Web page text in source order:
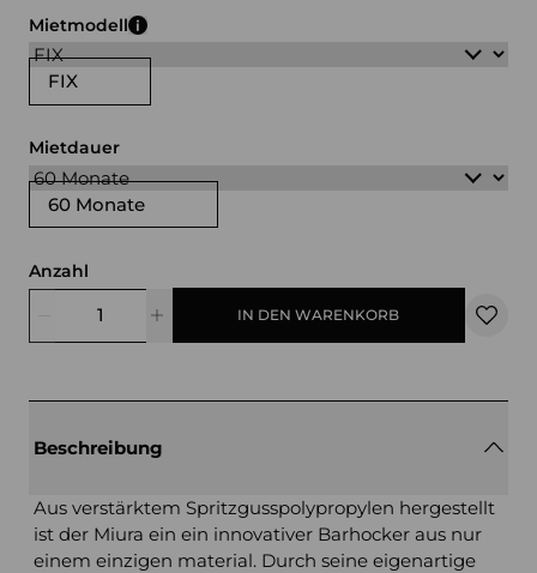
FIX
Mietmodell
60 Monate
Mietdauer
Anzahl
IN DEN WARENKORB
Beschreibung
Aus verstärktem Spritzgusspolypropylen hergestellt
ist der Miura ein ein innovativer Barhocker aus nur
einem einzigen material. Durch seine eigenartige